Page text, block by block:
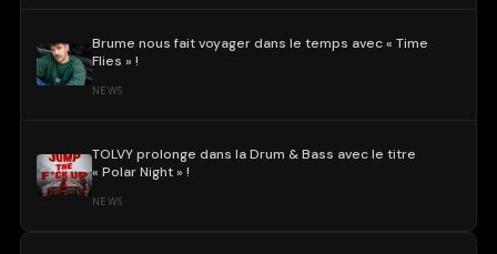
Brume nous fait voyager dans le temps avec « Time
Flies » !
NEWS
TOLVY prolonge dans la Drum & Bass avec le titre
« Polar Night » !
NEWS